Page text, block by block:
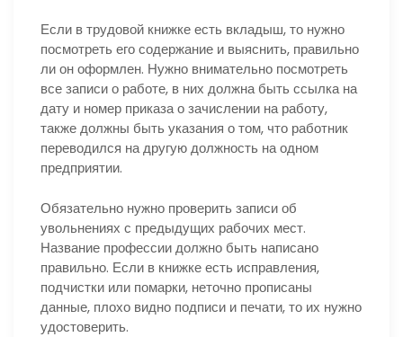
Если в трудовой книжке есть вкладыш, то нужно
посмотреть его содержание и выяснить, правильно
ли он оформлен. Нужно внимательно посмотреть
все записи о работе, в них должна быть ссылка на
дату и номер приказа о зачислении на работу,
также должны быть указания о том, что работник
переводился на другую должность на одном
предприятии.
Обязательно нужно проверить записи об
увольнениях с предыдущих рабочих мест.
Название профессии должно быть написано
правильно. Если в книжке есть исправления,
подчистки или помарки, неточно прописаны
данные, плохо видно подписи и печати, то их нужно
удостоверить.